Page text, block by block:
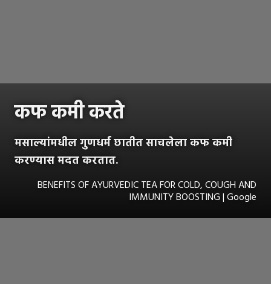
कफ कमी करते
मसाल्यांमधील गुणधर्म छातीत साचलेला कफ कमी
करण्यास मदत करतात.
BENEFITS OF AYURVEDIC TEA FOR COLD, COUGH AND
IMMUNITY BOOSTING | Google